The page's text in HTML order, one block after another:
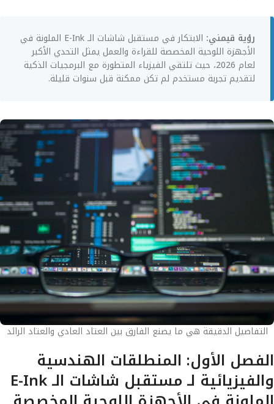
رؤية قيمني:
الابتكار في مستقبل شاشات الـ E-Ink الملونة في
الأجهزة اللوحية المخصصة للقراءة والعمل يمثل التحدي الأكبر
لعام 2026، حيث تلتقي الفيزياء المتطورة مع البرمجيات الذكية
لتقديم تجربة مستخدم لم تكن ممكنة قبل سنوات قليلة.
التفاصيل الدقيقة هي ما يصنع الفارق بين العتاد العادي والعتاد الرائد
الفصل الأول: المنطلقات الهندسية
والفيزيائية لـ مستقبل شاشات الـ E-Ink